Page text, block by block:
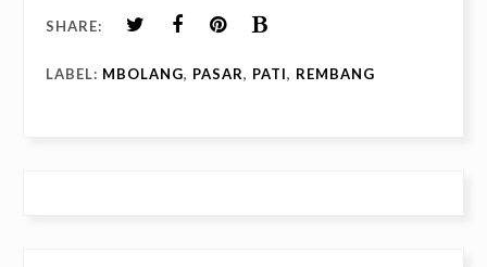
SHARE:
LABEL: MBOLANG, PASAR, PATI, REMBANG